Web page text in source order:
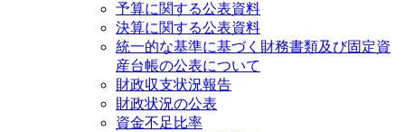
予算に関する公表資料
決算に関する公表資料
統一的な基準に基づく財務書類及び固定資
産台帳の公表について
財政収支状況報告
財政状況の公表
資金不足比率